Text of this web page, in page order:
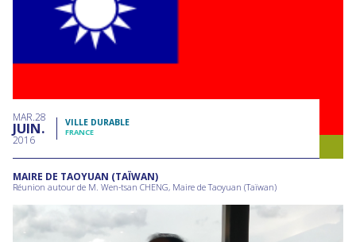
MAR 28
JUIN
2016
VILLE DURABLE
FRANCE
MAIRE DE TAOYUAN (TAÏWAN)
Réunion autour de M. Wen-tsan CHENG, Maire de Taoyuan (Taïwan)